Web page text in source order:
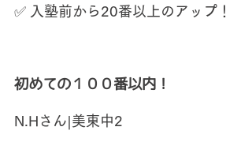
✅ 入塾前から20番以上のアップ！
初めての１００番以内！
N.Hさん|美東中2